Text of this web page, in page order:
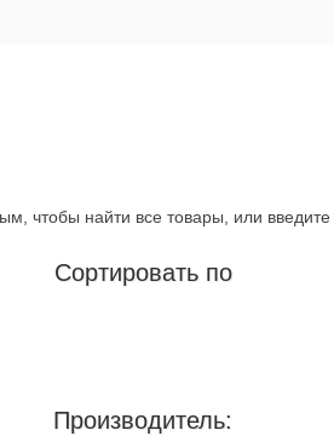
чтобы найти все товары, или
Сортировать по
Производитель: